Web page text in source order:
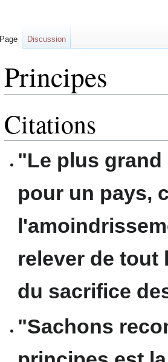
Principes
à
la
navigation
à
la
recherche
Citations
"Le plus
pour un pays,
relever de tout
du sacrifice
"Sachons
Page Discussion